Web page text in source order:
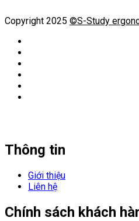
Copyright 2025 ©S-Study
Thông tin
Giới thiệu
Liên hệ
Chính sách khách